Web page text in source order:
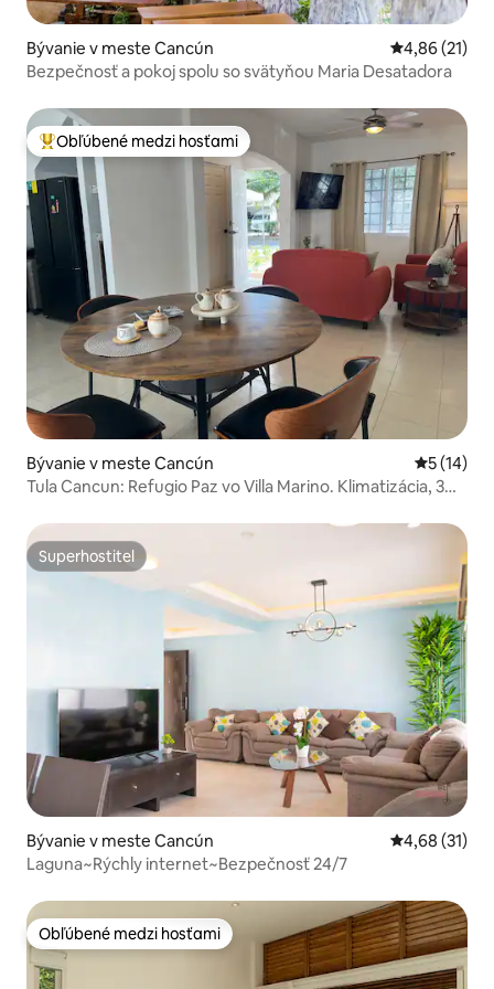
Bývanie v meste Cancún Priemerné
4,86 (21)
Bezpečnosť a pokoj spolu so svätyňou Maria Desatadora
Najobľúbenejšie medzi hosťami
Obľúbené medzi hosťami
Bývanie v meste Cancún
5 (14)
Tula Cancun: Refugio Paz vo Villa Marino. Klimatizácia, 3
Superhostiteľ
Superhostiteľ
Bývanie v meste Cancún Priemerné
4,68 (31)
Laguna~Rýchly internet~Bezpečnosť 24/7
Obľúbené medzi hosťami
Obľúbené medzi hosťami